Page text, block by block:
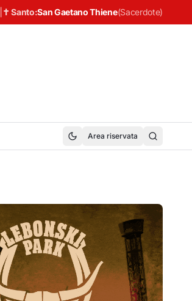
✝ Santo:San Gaetano Thiene(Sacerdote)
Area riservata